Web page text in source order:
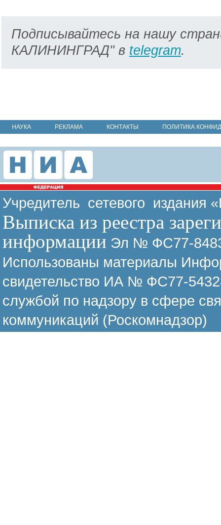
Подписывайтесь на нашу
КАЛИНИНГРАД" в telegram.
НАУКА РЕКЛАМА КОНТАКТЫ ПОЛИТИКА
Учредитель сетевого издания
Выписка из реестра
информации Эл № ФС77-
Использованы материалы
свидетельство ИА № ФС77-
службой по надзору в сфере
коммуникаций (Роскомнадзор)